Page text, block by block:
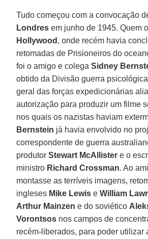
Tudo começou com a convocação
Londres em junho de 1945. Quem
Hollywood , onde recém havia
retomadas de Prisioneiros do
foi o amigo e colegaSidney
obtido da Divisão guerra
geral das forças expedicionárias
autorização para produzir um filme
nos quais os nazistas haviam
Bernstein já havia envolvido no
correspondente de guerra
produtorStewart McAllister e o
ministro Richard Crossman. Ao
montasse as terríveis imagens,
ingleses Mike Lewis eWilliam
Arthur Mainzen e do soviético
Vorontsos nos campos de
recém-liberados, para poder utilizar